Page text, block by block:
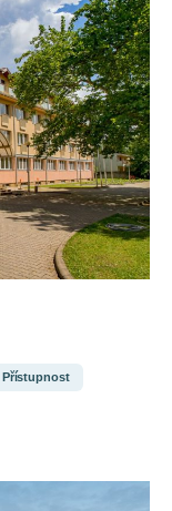
Přístupnost